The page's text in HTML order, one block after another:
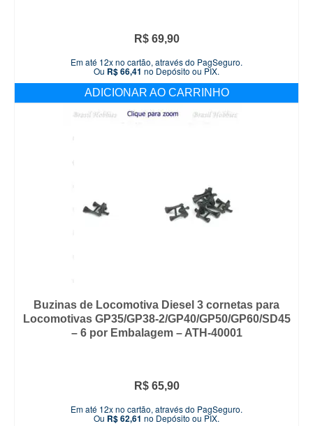
R$69,90
Em até 12x no cartão, através do PagSeguro.
Ou R$66,41 no Depósito ou PIX.
ADICIONAR AO CARRINHO
Buzinas de Locomotiva Diesel 3 cornetas para
Locomotivas GP35/GP38-2/GP40/GP50/GP60/SD45
– 6 por Embalagem – ATH-40001
R$65,90
Em até 12x no cartão, através do PagSeguro.
Ou R$62,61 no Depósito ou PIX.